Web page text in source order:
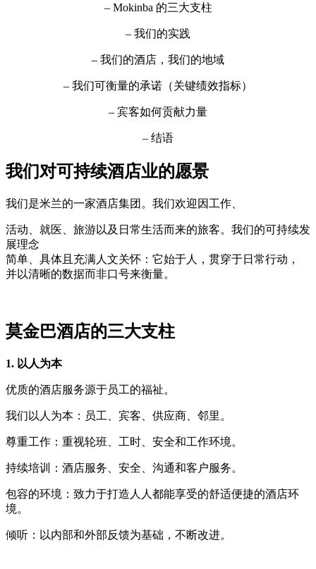
– Mokinba 的三大支柱
– 我们的实践
– 我们的酒店，我们的地域
– 我们可衡量的承诺（关键绩效指标）
– 宾客如何贡献力量
– 结语
我们对可持续酒店业的愿景
我们是米兰的一家酒店集团。我们欢迎因工作、
活动、就医、旅游以及日常生活而来的旅客。我们的可持续发
展理念
简单、具体且充满人文关怀：它始于人，贯穿于日常行动，
并以清晰的数据而非口号来衡量。
莫金巴酒店的三大支柱
1. 以人为本
优质的酒店服务源于员工的福祉。
我们以人为本：员工、宾客、供应商、邻里。
尊重工作：重视轮班、工时、安全和工作环境。
持续培训：酒店服务、安全、沟通和客户服务。
包容的环境：致力于打造人人都能享受的舒适便捷的酒店环
境。
倾听：以内部和外部反馈为基础，不断改进。